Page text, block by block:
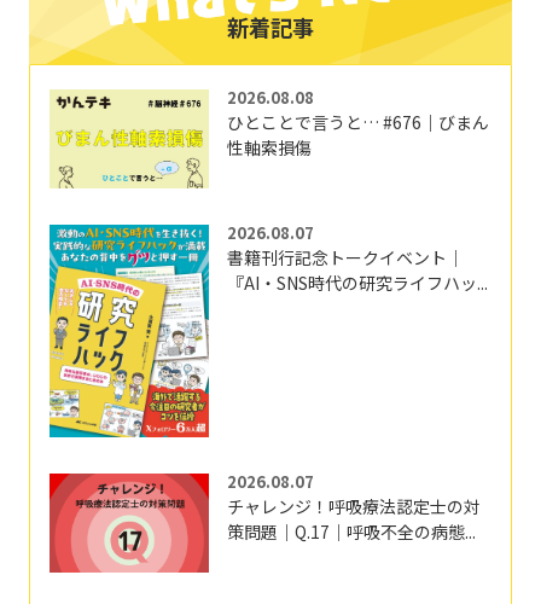
新着記事
2026.08.08
ひとことで言うと… #676｜びまん
性軸索損傷
2026.08.07
書籍刊行記念トークイベント｜
『AI・SNS時代の研究ライフハッ...
2026.08.07
チャレンジ！呼吸療法認定士の対
策問題｜Q.17｜呼吸不全の病態...